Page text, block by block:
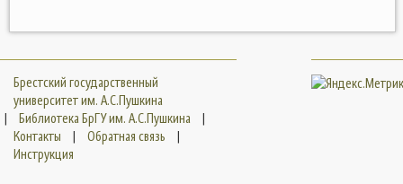
Брестский государственный
университет им. А.С.Пушкина
|
Библиотека БрГУ им. А.С.Пушкина
|
Контакты
| Обратная связь
|
Инструкция